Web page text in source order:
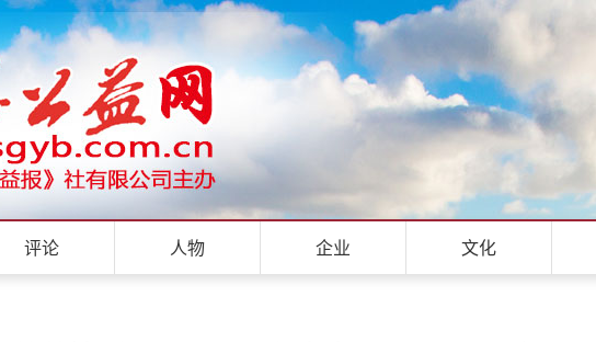
评论 人物 企业 文化